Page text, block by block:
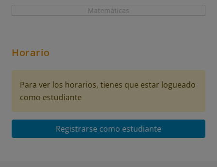
Matemáticas
Horario
Para ver los horarios, tienes que estar logueado
como estudiante
Registrarse como estudiante